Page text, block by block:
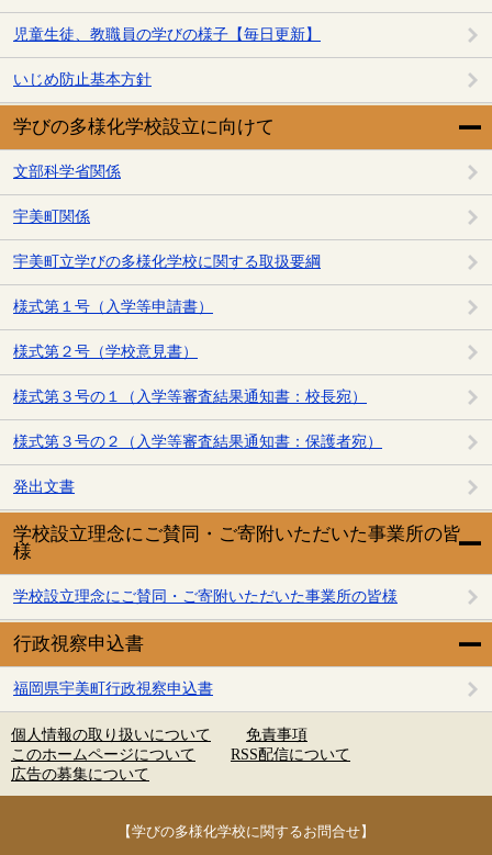
児童生徒、教職員の学びの様子【毎日更新】
いじめ防止基本方針
学びの多様化学校設立に向けて
文部科学省関係
宇美町関係
宇美町立学びの多様化学校に関する取扱要綱
様式第１号（入学等申請書）
様式第２号（学校意見書）
様式第３号の１（入学等審査結果通知書：校長宛）
様式第３号の２（入学等審査結果通知書：保護者宛）
発出文書
学校設立理念にご賛同・ご寄附いただいた事業所の皆
様
学校設立理念にご賛同・ご寄附いただいた事業所の皆様
行政視察申込書
福岡県宇美町行政視察申込書
個人情報の取り扱いについて
免責事項
このホームページについて
RSS配信について
広告の募集について
【学びの多様化学校に関するお問合せ】